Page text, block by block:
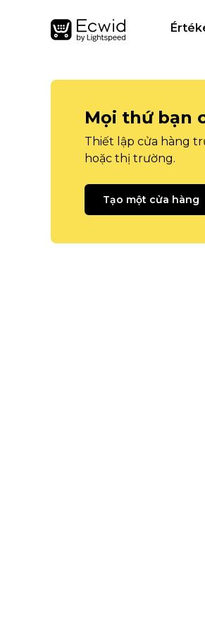
Mọi thứ bạn
Thiết lập cửa hàng
hoặc thị trường.
Tạo một cửa hàng